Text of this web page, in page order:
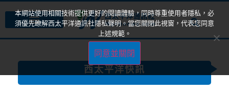
西太平洋快訊
本網站使用相關技術提供更好的閱讀體驗，同時尊重使用者隱私，必
須優先瞭解西太平洋通訊社隱私聲明。當您關閉此視窗，代表您同意
上述規範。
同意並關閉